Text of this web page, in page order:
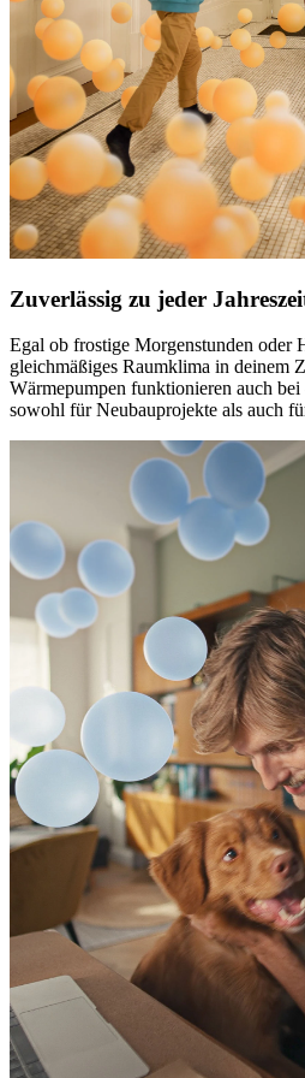
Zuverlässig zu jeder
Egal ob frostige Morgenstunden oder
gleichmäßiges Raumklima in deinem
Wärmepumpen funktionieren auch
sowohl für Neubauprojekte als auch